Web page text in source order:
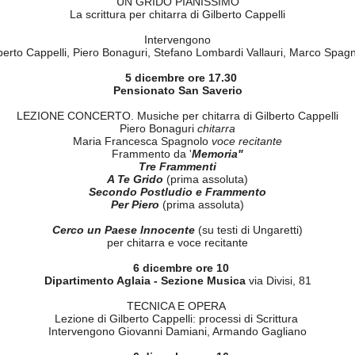
La scrittura per chitarra di Gilberto Cappelli
Intervengono
Cappelli, Piero Bonaguri, Stefano Lombardi Vallauri, Marco
5 dicembre ore 17.30
Pensionato San Saverio
LEZIONE CONCERTO. Musiche per chitarra di Gilberto Cappelli
Piero Bonaguri chitarra
Maria Francesca Spagnolo voce recitante
Frammento da 'Memoria"
Tre Frammenti
A Te Grido (prima assoluta)
Secondo Postludio e Frammento
Per Piero (prima assoluta)
Cerco un Paese lnnocente (su testi di Ungaretti)
per chitarra e voce recitante
6 dicembre ore 10
Dipartimento Aglaia - Sezione Musicavia Divisi, 81
TECNICA E OPERA
Lezione di Gilberto Cappelli: processi di Scrittura
Intervengono Giovanni Damiani, Armando Gagliano